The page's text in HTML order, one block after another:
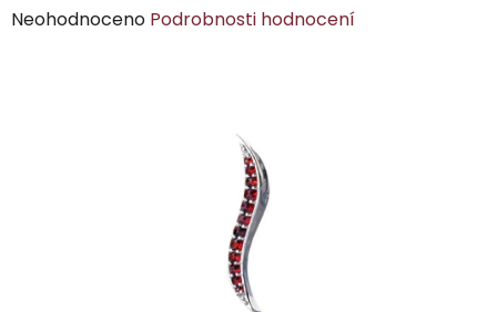
Průměrné
Neohodnoceno Podrobnosti hodnocení